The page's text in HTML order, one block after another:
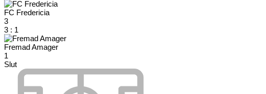
FC Fredericia
3
3 : 1
Fremad Amager
1
Slut